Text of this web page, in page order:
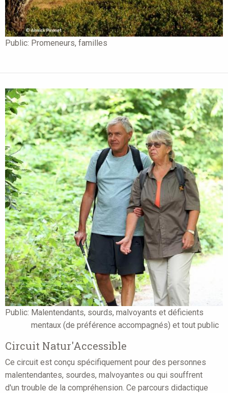
Public: Promeneurs, familles
Public: Malentendants, sourds, malvoyants et déficients
mentaux (de préférence accompagnés) et tout public
Circuit Natur'Accessible
Ce circuit est conçu spécifiquement pour des personnes
malentendantes, sourdes, malvoyantes ou qui souffrent
d'un trouble de la compréhension. Ce parcours didactique